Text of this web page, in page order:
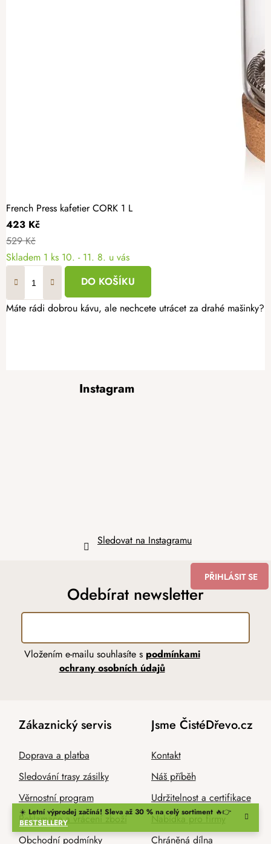
☀️ Letní výprodej začíná! Sleva až 30 % na celý sortiment 🔥👉
BESTSELLERY
French Press kafetier CORK 1 L
423 Kč
529 Kč
Skladem 1 ks 10. - 11. 8. u vás
DO KOŠÍKU
Máte rádi dobrou kávu, ale nechcete utrácet za drahé mašinky?
Instagram
Sledovat na Instagramu
Odebírat newsletter
Vložením e-mailu souhlasíte s podmínkami
ochrany osobních údajů
PŘIHLÁSIT SE
Zákaznický servis
Doprava a platba
Sledování trasy zásilky
Věrnostní program
Reklamace a vrácení zboží
Obchodní podmínky
Jsme ČistéDřevo.cz
Kontakt
Náš příběh
Udržitelnost a certifikace
Nabídka pro firmy
Chráněná dílna